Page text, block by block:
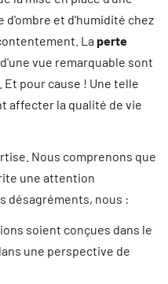
d'ombre et d'humidité chez
La perte
vue remarquable sont
. Et pour cause ! Une telle
affecter la qualité de vie
Nous comprenons que
une attention
désagréments, nous :
soient conçues dans le
une perspective de